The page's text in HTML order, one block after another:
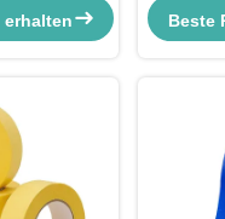
erhalten Beste